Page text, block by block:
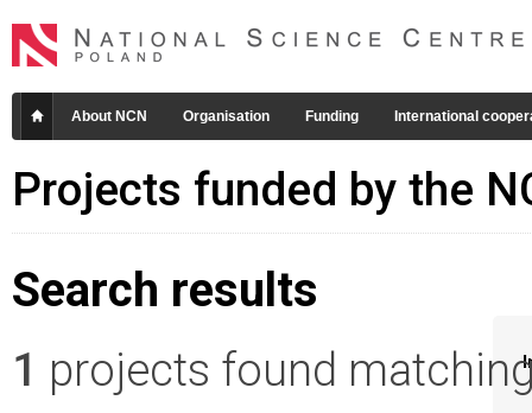
About NCN Organisation Funding International
Projects funded by the
Search results
1 projects found